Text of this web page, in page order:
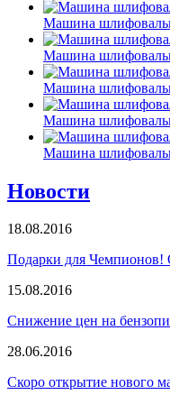
Машина
Машина
Машина
Машина
Машина
Новости
18.08.2016
Подарки для Чемпионов!
15.08.2016
Снижение цен на
28.06.2016
Скоро открытие нового